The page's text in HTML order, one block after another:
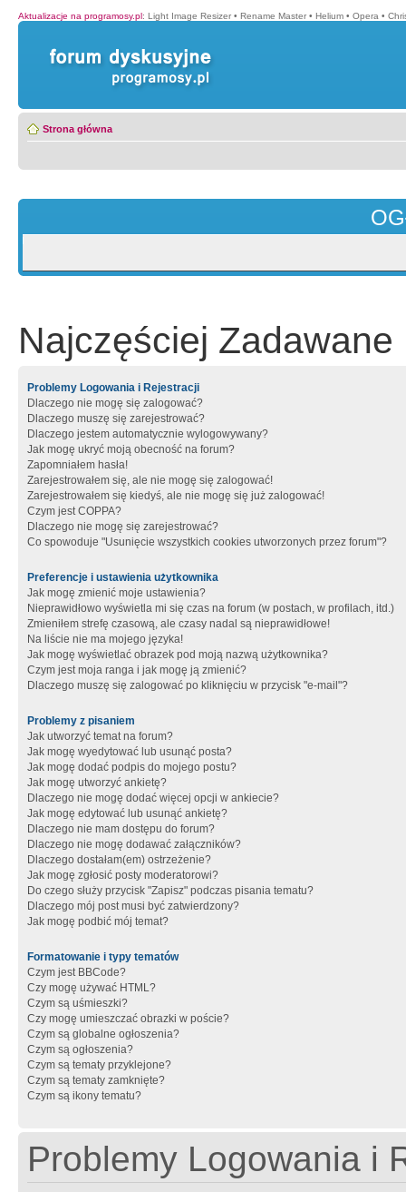
Aktualizacje na programosy.pl: Light Image Resizer • Rename Master • Helium • Opera •
Strona główna
Najczęściej Zadawane
Problemy Logowania i Rejestracji
Dlaczego nie mogę się zalogować?
Dlaczego muszę się zarejestrować?
Dlaczego jestem automatycznie wylogowywany?
Jak mogę ukryć moją obecność na forum?
Zapomniałem hasła!
Zarejestrowałem się, ale nie mogę się zalogować!
Zarejestrowałem się kiedyś, ale nie mogę się już zalogować!
Czym jest COPPA?
Dlaczego nie mogę się zarejestrować?
Co spowoduje "Usunięcie wszystkich cookies utworzonych przez forum"?
Preferencje i ustawienia użytkownika
Jak mogę zmienić moje ustawienia?
Nieprawidłowo wyświetla mi się czas na forum (w postach, w profilach, itd.)
Zmieniłem strefę czasową, ale czasy nadal są nieprawidłowe!
Na liście nie ma mojego języka!
Jak mogę wyświetlać obrazek pod moją nazwą użytkownika?
Czym jest moja ranga i jak mogę ją zmienić?
Dlaczego muszę się zalogować po kliknięciu w przycisk "e-mail"?
Problemy z pisaniem
Jak utworzyć temat na forum?
Jak mogę wyedytować lub usunąć posta?
Jak mogę dodać podpis do mojego postu?
Jak mogę utworzyć ankietę?
Dlaczego nie mogę dodać więcej opcji w ankiecie?
Jak mogę edytować lub usunąć ankietę?
Dlaczego nie mam dostępu do forum?
Dlaczego nie mogę dodawać załączników?
Dlaczego dostałam(em) ostrzeżenie?
Jak mogę zgłosić posty moderatorowi?
Do czego służy przycisk "Zapisz" podczas pisania tematu?
Dlaczego mój post musi być zatwierdzony?
Jak mogę podbić mój temat?
Formatowanie i typy tematów
Czym jest BBCode?
Czy mogę używać HTML?
Czym są uśmieszki?
Czy mogę umieszczać obrazki w poście?
Czym są globalne ogłoszenia?
Czym są ogłoszenia?
Czym są tematy przyklejone?
Czym są tematy zamknięte?
Czym są ikony tematu?
Problemy Logowania i